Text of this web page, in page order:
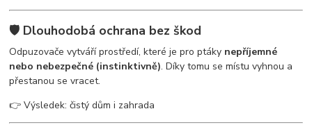
🛡️ Dlouhodobá ochrana bez škod
Odpuzovače vytváří prostředí, které je pro ptáky nepříjemné
nebo nebezpečné (instinktivně). Díky tomu se místu vyhnou a
přestanou se vracet.
👉 Výsledek: čistý dům i zahrada